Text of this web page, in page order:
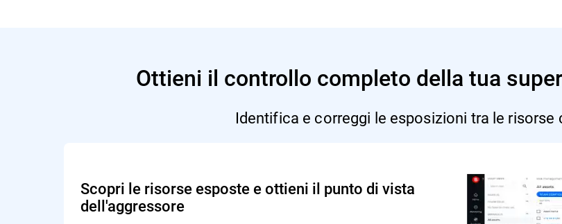
Ottieni il controllo completo della tua
Identifica e correggi le esposizioni tra le risorse
Scopri le risorse esposte e ottieni il punto di vista
dell'aggressore